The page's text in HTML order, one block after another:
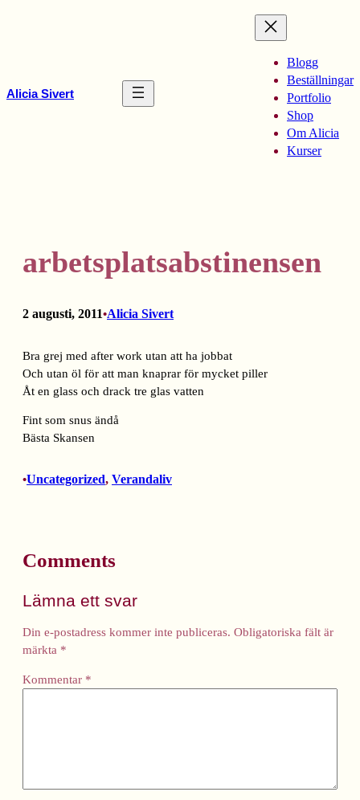
Alicia Sivert
Blogg
Beställningar
Portfolio
Shop
Om Alicia
Kurser
arbetsplatsabstinensen
2 augusti, 2011•Alicia Sivert
Bra grej med after work utan att ha jobbat
Och utan öl för att man knaprar för mycket piller
Åt en glass och drack tre glas vatten
Fint som snus ändå
Bästa Skansen
•Uncategorized, Verandaliv
Comments
Lämna ett svar
Din e-postadress kommer inte publiceras. Obligatoriska fält är
märkta *
Kommentar *